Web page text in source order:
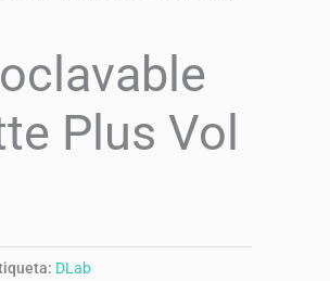
Plus Vol
DLab